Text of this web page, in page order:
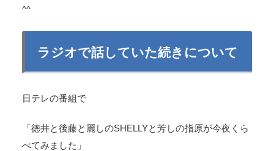
^^
ラジオで話していた続きについて
日テレの番組で
「徳井と後藤と麗しのSHELLYと芳しの指原が今夜くら
べてみました」